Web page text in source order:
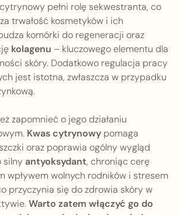
pełni rolę sekwestranta, co
trwałość kosmetyków i ich
komórki do regeneracji oraz
kolagenu – kluczowego elementu dla
skóry. Dodatkowo regulacja pracy
jest istotna, zwłaszcza w przypadku
zapomnieć o jego działaniu
Kwas cytrynowy pomaga
oraz poprawia ogólny wygląd
silny antyoksydant, chroniąc cerę
wpływem wolnych rodników i stresem
przyczynia się do zdrowia skóry w
Warto zatem włączyć go do